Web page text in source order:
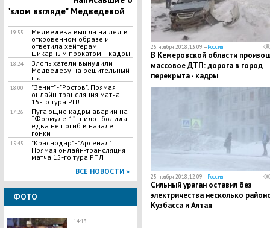
"злом взгляде" Медведевой
19:55
Медведева вышла на лед в
откровенном образе и
ответила хейтерам
шикарным прокатом – кадры
18:24
Злопыхатели вынудили
Медведеву на решительный
шаг
18:00
"Зенит" - "Ростов". Прямая
онлайн-трансляция матча
15-го тура РПЛ
17:26
Пугающие кадры аварии на
“Формуле-1”: пилот болида
едва не погиб в начале
гонки
15:45
"Краснодар" - "Арсенал".
Прямая онлайн-трансляция
матча 15-го тура РПЛ
ВСЕ НОВОСТИ »
ФОТО
14:13
25 ноября 2018, 13:09 —Россия
В Кемеровской области
массовое ДТП: дорога в город
перекрыта - кадры
25 ноября 2018, 12:09 —Россия
Сильный ураган оставил без
электричества несколько
Кузбасса и Алтая